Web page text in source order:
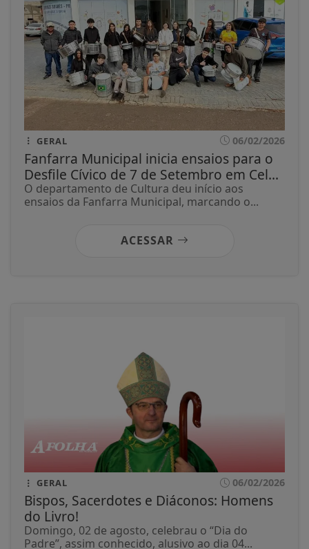
GERAL 06/02/2026
Fanfarra Municipal inicia ensaios para o
Desfile Cívico de 7 de Setembro em Cel...
O departamento de Cultura deu início aos
ensaios da Fanfarra Municipal, marcando o...
ACESSAR
GERAL 06/02/2026
Bispos, Sacerdotes e Diáconos: Homens
do Livro!
Domingo, 02 de agosto, celebrau o “Dia do
Padre”, assim conhecido, alusivo ao dia 04...